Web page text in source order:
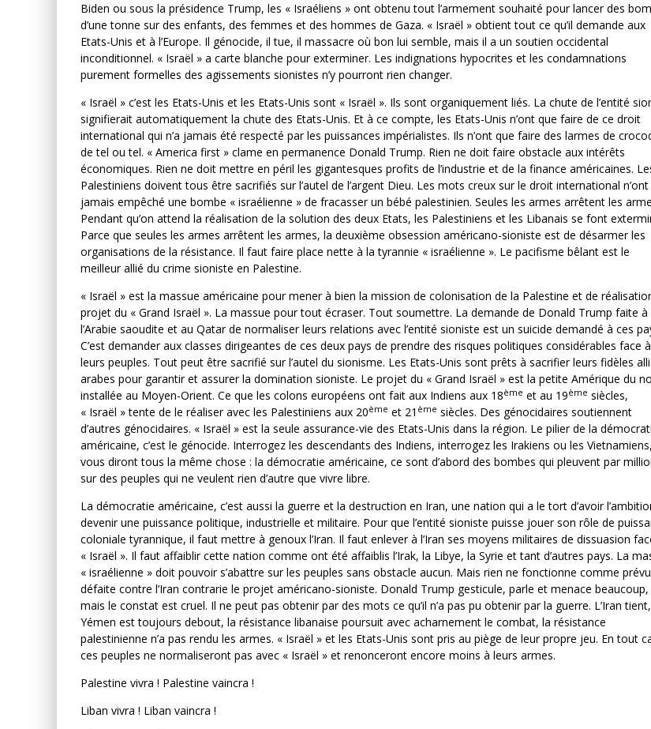
Biden ou sous la présidence Trump, les « Israéliens » ont obtenu tout l’armement souhaité pour lancer des
d’une tonne sur des enfants, des femmes et des hommes de Gaza. « Israël » obtient tout ce qu’il demande aux
Etats-Unis et à l’Europe. Il génocide, il tue, il massacre où bon lui semble, mais il a un soutien occidental
inconditionnel. « Israël » a carte blanche pour exterminer. Les indignations hypocrites et les condamnations
purement formelles des agissements sionistes n’y pourront rien changer.
« Israël » c’est les Etats-Unis et les Etats-Unis sont « Israël ». Ils sont organiquement liés. La chute de l’entité
signifierait automatiquement la chute des Etats-Unis. Et à ce compte, les Etats-Unis n’ont que faire de ce droit
international qui n’a jamais été respecté par les puissances impérialistes. Ils n’ont que faire des larmes de
de tel ou tel. « America first » clame en permanence Donald Trump. Rien ne doit faire obstacle aux intérêts
économiques. Rien ne doit mettre en péril les gigantesques profits de l’industrie et de la finance américaines.
Palestiniens doivent tous être sacrifiés sur l’autel de l’argent Dieu. Les mots creux sur le droit international n’ont
jamais empêché une bombe « israélienne » de fracasser un bébé palestinien. Seules les armes arrêtent les
Pendant qu’on attend la réalisation de la solution des deux Etats, les Palestiniens et les Libanais se font
Parce que seules les armes arrêtent les armes, la deuxième obsession américano-sioniste est de désarmer les
organisations de la résistance. Il faut faire place nette à la tyrannie « israélienne ». Le pacifisme bêlant est le
meilleur allié du crime sioniste en Palestine.
« Israël » est la massue américaine pour mener à bien la mission de colonisation de la Palestine et de
projet du « Grand Israël ». La massue pour tout écraser. Tout soumettre. La demande de Donald Trump faite à
l’Arabie saoudite et au Qatar de normaliser leurs relations avec l’entité sioniste est un suicide demandé à ces
C’est demander aux classes dirigeantes de ces deux pays de prendre des risques politiques considérables face à
leurs peuples. Tout peut être sacrifié sur l’autel du sionisme. Les Etats-Unis sont prêts à sacrifier leurs fidèles
arabes pour garantir et assurer la domination sioniste. Le projet du « Grand Israël » est la petite Amérique du
installée au Moyen-Orient. Ce que les colons européens ont fait aux Indiens aux 18ème et au 19ème siècles,
« Israël » tente de le réaliser avec les Palestiniens aux 20ème et 21 ème siècles. Des génocidaires soutiennent
d’autres génocidaires. « Israël » est la seule assurance-vie des Etats-Unis dans la région. Le pilier de la
américaine, c’est le génocide. Interrogez les descendants des Indiens, interrogez les Irakiens ou les
vous diront tous la même chose : la démocratie américaine, ce sont d’abord des bombes qui pleuvent par
sur des peuples qui ne veulent rien d’autre que vivre libre.
La démocratie américaine, c’est aussi la guerre et la destruction en Iran, une nation qui a le tort d’avoir
devenir une puissance politique, industrielle et militaire. Pour que l’entité sioniste puisse jouer son rôle de
coloniale tyrannique, il faut mettre à genoux l’Iran. Il faut enlever à l’Iran ses moyens militaires de dissuasion
« Israël ». Il faut affaiblir cette nation comme ont été affaiblis l’Irak, la Libye, la Syrie et tant d’autres pays. La
« israélienne » doit pouvoir s’abattre sur les peuples sans obstacle aucun. Mais rien ne fonctionne comme
défaite contre l’Iran contrarie le projet américano-sioniste. Donald Trump gesticule, parle et menace beaucoup,
mais le constat est cruel. Il ne peut pas obtenir par des mots ce qu’il n’a pas pu obtenir par la guerre. L’Iran
Yémen est toujours debout, la résistance libanaise poursuit avec acharnement le combat, la résistance
palestinienne n’a pas rendu les armes. « Israël » et les Etats-Unis sont pris au piège de leur propre jeu. En tout
ces peuples ne normaliseront pas avec « Israël » et renonceront encore moins à leurs armes.
Palestine vivra ! Palestine vaincra !
Liban vivra ! Liban vaincra !
LA RÉVOLUTION OU RIEN
Comité Action Palestine 10 juillet 2026
LA PUISSANCE AMÉRICAINE EN
DE CHAGRIN
Comité Action Palestine 8 août 2026